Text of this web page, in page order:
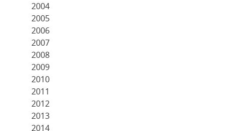
2004
2005
2006
2007
2008
2009
2010
2011
2012
2013
2014